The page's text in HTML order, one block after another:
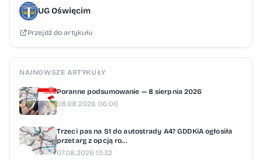
UG Oświęcim
Przejdź do artykułu
NAJNOWSZE ARTYKUŁY
Poranne podsumowanie — 8 sierpnia 2026
08.08.2026 06:00
Trzeci pas na S1 do autostrady A4? GDDKiA ogłosiła
przetarg z opcją ro...
07.08.2026 13:32